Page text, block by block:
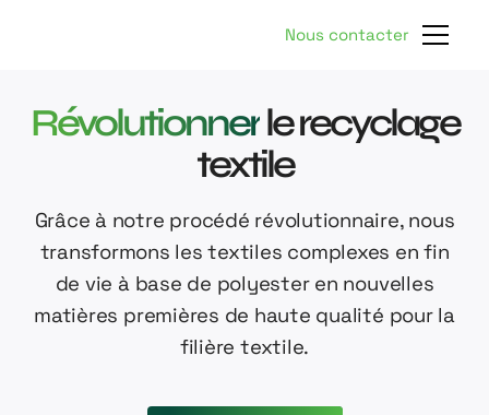
Nous contacter
Révolutionnerle recyclage
textile
Grâce à notre procédé révolutionnaire, nous
transformons les textiles complexes en fin
de vie à base de polyester en nouvelles
matières premières de haute qualité pour la
filière textile.